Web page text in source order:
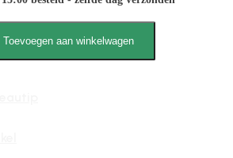
Toevoegen aan winkelwagen